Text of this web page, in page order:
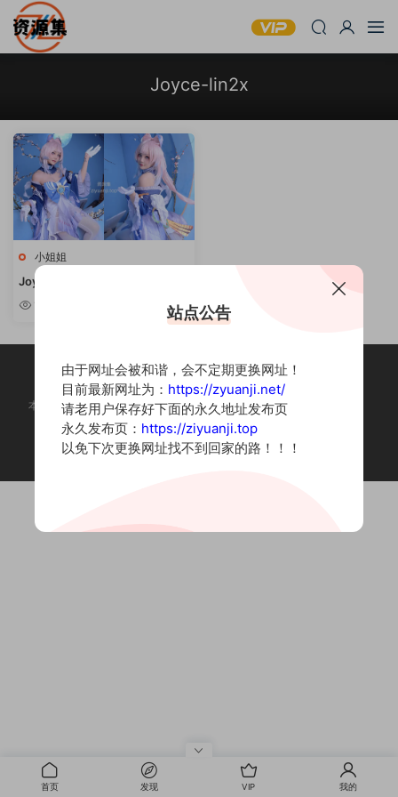
Joyce-lin2x
小姐姐
Joyce_lin2x – cos写真作品合集
[持续更新]
本站为摄影写真图片网站，内容来自网络收集整理，仅作个人学习使用。
如有违法内容请联系删除
Copyright © 2022 资源集
首页 发现 VIP 我的
站点公告
由于网址会被和谐，会不定期更换网址！
目前最新网址为： https://zyuanji.net/
请老用户保存好下面的永久地址发布页
永久发布页： https://ziyuanji.top
以免下次更换网址找不到回家的路！！！